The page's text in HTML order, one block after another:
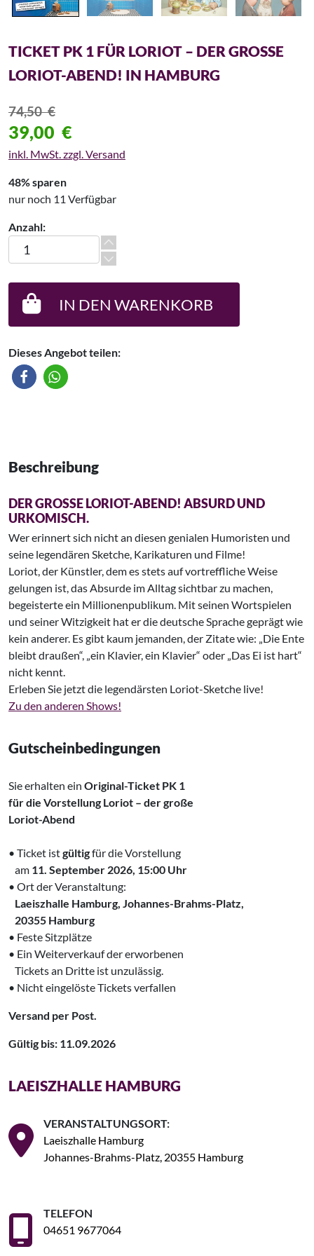
TICKET PK 1 FÜR LORIOT – DER GROSSE L
ORIOT-ABEND! IN HAMBURG
74,50€
39,00 €
inkl. MwSt. zzgl. Versand
48% sparen
nur noch 11 Verfügbar
Anzahl:
Ticket PK 1 für Loriot - Der große Loriot-Abend! in Hamburg
IN DEN WARENKORB
Dieses Angebot teilen:
Beschreibung
DER GROSSE LORIOT-ABEND! ABSURD UND U
RKOMISCH.
Wer erinnert sich nicht an diesen genialen Humoristen und
seine legendären Sketche, Karikaturen und Filme!
Loriot, der Künstler, dem es stets auf vortreffliche Weise
gelungen ist, das Absurde im Alltag sichtbar zu machen,
begeisterte ein Millionenpublikum. Mit seinen Wortspielen
und seiner Witzigkeit hat er die deutsche Sprache geprägt wie
kein anderer. Es gibt kaum jemanden, der Zitate wie: „Die Ente
bleibt draußen“, „ein Klavier, ein Klavier“ oder „Das Ei ist hart“
nicht kennt.
Erleben Sie jetzt die legendärsten Loriot-Sketche live!
Zu den anderen Shows!
Gutscheinbedingungen
Sie erhalten ein Original-Ticket PK 1
für die Vorstellung Loriot – der große
Loriot-Abend
• Ticket istgültigfür die Vorstellung
‌ am 11. September 2026, 15:00 Uhr
• Ort der Veranstaltung:
Laeiszhalle Hamburg, Johannes-Brahms-Platz,
‌ 20355 Hamburg
• Feste Sitzplätze
• Ein Weiterverkauf der erworbenen
‌ Tickets an Dritte ist unzulässig.
• Nicht eingelöste Tickets verfallen
Versand per Post.
Gültig bis: 11.09.2026
LAEISZHALLE HAMBURG
VERANSTALTUNGSORT:
Laeiszhalle Hamburg
Johannes-Brahms-Platz, 20355 Hamburg
TELEFON
04651 9677064